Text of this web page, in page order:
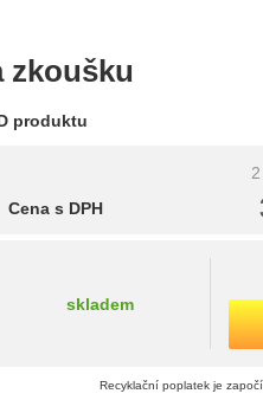
zkoušku
produktu
Cena s DPH
skladem
Recyklační poplatek je